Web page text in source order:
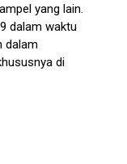
yang lain.
dalam waktu
dalam
di